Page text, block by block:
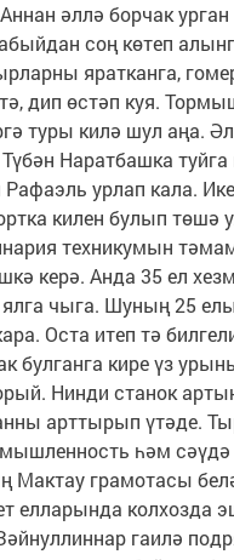
әллә борчак
соң көтеп
яратканга,
дип өстәп куя.
туры килә шул аңа.
Наратбашка туйга
Рафаэль урлап кала.
килен булып төшә
техникумын
керә. Анда 35 ел
чыга. Шуның 25
Оста итеп тә
булганга кире үз
Нинди станок
арттырып үтәде.
һәм сәүдә
Мактау грамотасы
елларында колхозда
гаилә